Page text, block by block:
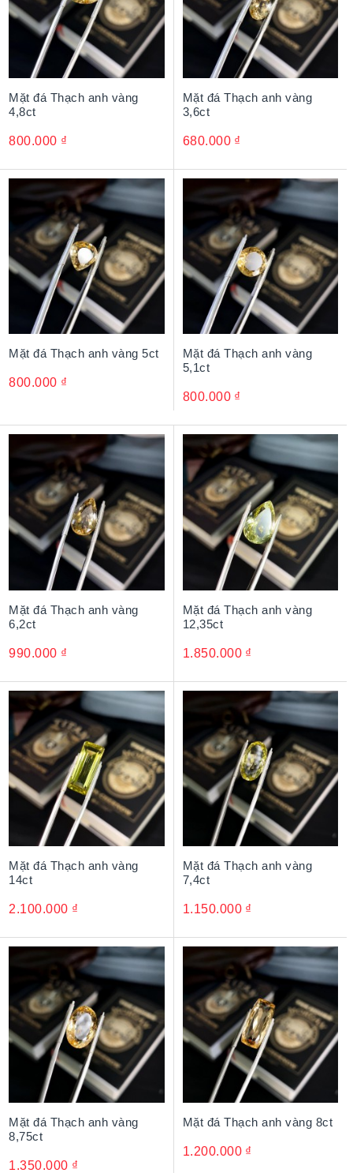
Mặt đá Thạch anh vàng
4,8ct
800.000 ₫
Mặt đá Thạch anh vàng
3,6ct
680.000 ₫
Mặt đá Thạch anh vàng 5ct
800.000 ₫
Mặt đá Thạch anh vàng
5,1ct
800.000 ₫
Mặt đá Thạch anh vàng
6,2ct
990.000 ₫
Mặt đá Thạch anh vàng
12,35ct
1.850.000 ₫
Mặt đá Thạch anh vàng
14ct
2.100.000 ₫
Mặt đá Thạch anh vàng
7,4ct
1.150.000 ₫
Mặt đá Thạch anh vàng
8,75ct
1.350.000 ₫
Mặt đá Thạch anh vàng 8ct
1.200.000 ₫